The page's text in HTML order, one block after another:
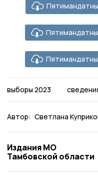
выборы 2023
Автор: Светлана
Издания МО
Тамбовской области